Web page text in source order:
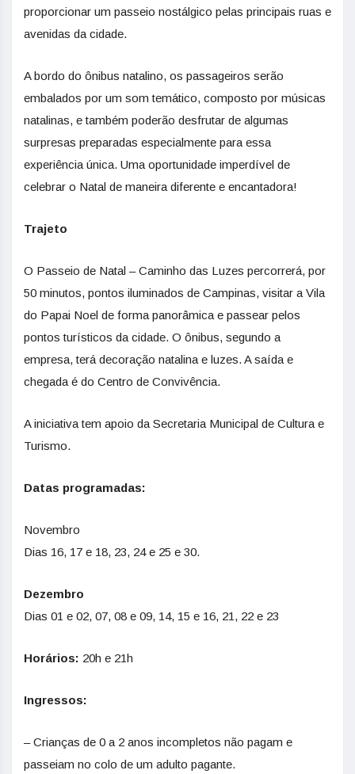
proporcionar um passeio nostálgico pelas principais ruas e
avenidas da cidade.
A bordo do ônibus natalino, os passageiros serão
embalados por um som temático, composto por músicas
natalinas, e também poderão desfrutar de algumas
surpresas preparadas especialmente para essa
experiência única. Uma oportunidade imperdível de
celebrar o Natal de maneira diferente e encantadora!
Trajeto
O Passeio de Natal – Caminho das Luzes percorrerá, por
50 minutos, pontos iluminados de Campinas, visitar a Vila
do Papai Noel de forma panorâmica e passear pelos
pontos turísticos da cidade. O ônibus, segundo a
empresa, terá decoração natalina e luzes. A saída e
chegada é do Centro de Convivência.
A iniciativa tem apoio da Secretaria Municipal de Cultura e
Turismo.
Datas programadas:
Novembro
Dias 16, 17 e 18, 23, 24 e 25 e 30.
Dezembro
Dias 01 e 02, 07, 08 e 09, 14, 15 e 16, 21, 22 e 23
Horários: 20h e 21h
Ingressos:
– Crianças de 0 a 2 anos incompletos não pagam e
passeiam no colo de um adulto pagante.